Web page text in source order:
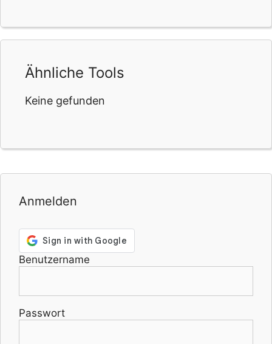
Ähnliche Tools
Keine gefunden
Anmelden
Benutzername
Passwort